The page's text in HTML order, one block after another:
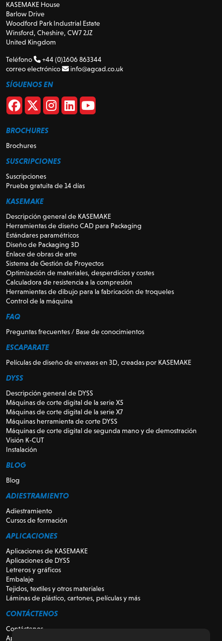
KASEMAKE House
Barlow Drive
Woodford Park Industrial Estate
Winsford, Cheshire, CW7 2JZ
United Kingdom
Teléfono
+44 (0)1606 863344
correo electrónico
info@agcad.co.uk
SÍGUENOS EN
BROCHURES
Brochures
SUSCRIPCIONES
Suscripciones
Prueba gratuita de 14 días
KASEMAKE
Descripción general de KASEMAKE
Herramientas de diseño CAD para Packaging
Estándares paramétricos
Diseño de Packaging 3D
Enlace de obras de arte
Sistema de Gestión de Proyectos
Optimización de materiales, desperdicios y costes
Calculadora de resistencia a la compresión
Herramientas de dibujo para la fabricación de troqueles
Control de la máquina
FAQ
Preguntas frecuentes / Base de conocimientos
ESCAPARATE
Películas de diseño de envases en 3D, creadas por KASEMAKE
DYSS
Descripción general de DYSS
Máquinas de corte digital de la serie X5
Máquinas de corte digital de la serie X7
Máquinas herramienta de corte DYSS
Máquinas de corte digital de segunda mano y de demostración
Visión K-CUT
Instalación
BLOG
Blog
ADIESTRAMIENTO
Adiestramiento
Cursos de formación
APLICACIONES
Aplicaciones de KASEMAKE
Aplicaciones de DYSS
Letreros y gráficos
Embalaje
Tejidos, textiles y otros materiales
Láminas de plástico, cartones, películas y más
CONTÁCTENOS
Contáctenos
Apoyo